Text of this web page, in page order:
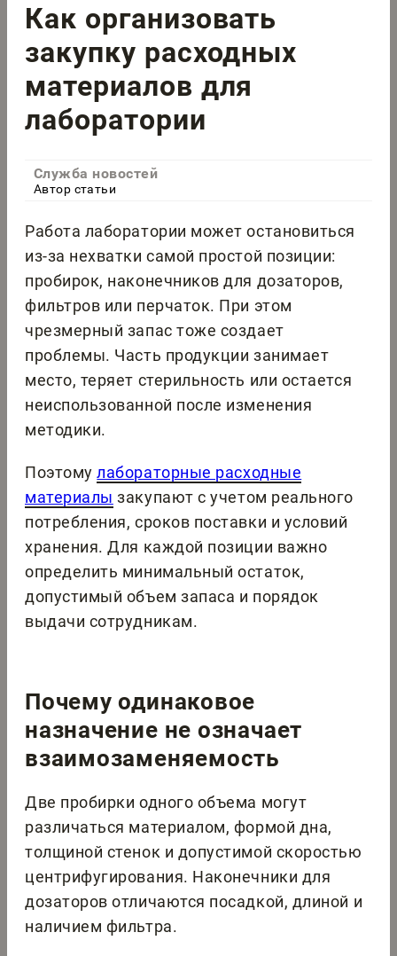
Как организовать
закупку расходных
материалов для
лаборатории
Служба новостей
Автор статьи
Работа лаборатории может остановиться
из-за нехватки самой простой позиции:
пробирок, наконечников для дозаторов,
фильтров или перчаток. При этом
чрезмерный запас тоже создает
проблемы. Часть продукции занимает
место, теряет стерильность или остается
неиспользованной после изменения
методики.
Поэтомулабораторные расходные
материалы закупают с учетом реального
потребления, сроков поставки и условий
хранения. Для каждой позиции важно
определить минимальный остаток,
допустимый объем запаса и порядок
выдачи сотрудникам.
Почему одинаковое
назначение не означает
взаимозаменяемость
Две пробирки одного объема могут
различаться материалом, формой дна,
толщиной стенок и допустимой скоростью
центрифугирования. Наконечники для
дозаторов отличаются посадкой, длиной и
наличием фильтра.